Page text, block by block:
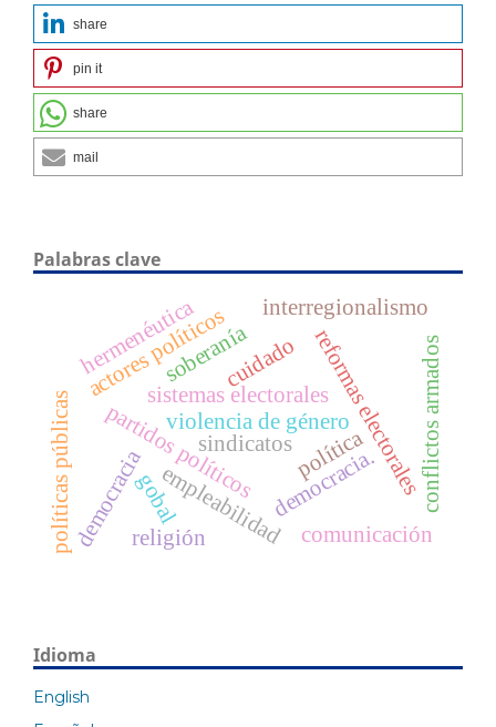
share
pin it
share
mail
Palabras clave
partidos políticos
democracia
sindicatosdemocracia.
sistemas electoralesreformas electorales
actores políticos
empleabilidad
cuidado
violencia de género
interregionalismo
hermenéutica
gobal
religión
políticas públicas conflictos armados
soberanía
comunicación
política
Idioma
English